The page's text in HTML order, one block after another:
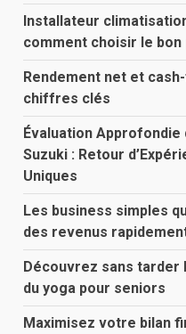
Installateur
comment choisir le
Rendement net et
chiffres clés
Évaluation
Suzuki : Retour
Uniques
Les business simples
des revenus
Découvrez sans tarder
du yoga pour seniors
Maximisez votre bilan